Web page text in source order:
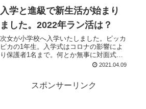
入学と進級で新生活が始まり
ました。2022年ラン活は？
次女が小学校へ入学いたしました。ピッカ
ピカの1年生。入学式はコロナの影響によ
り保護者1名まで。何とか無事に対面式で
の入学式が終わり、早速ランドセルを背負
オまで行って...
2021.04.09
スポンサーリンク